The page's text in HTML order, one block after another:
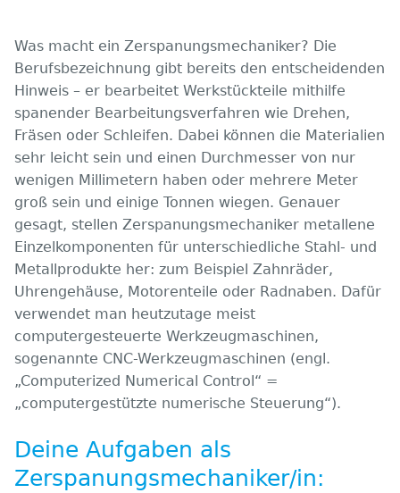
Was macht ein Zerspanungsmechaniker? Die
Berufsbezeichnung gibt bereits den entscheidenden
Hinweis – er bearbeitet Werkstückteile mithilfe
spanender Bearbeitungsverfahren wie Drehen,
Fräsen oder Schleifen. Dabei können die Materialien
sehr leicht sein und einen Durchmesser von nur
wenigen Millimetern haben oder mehrere Meter
groß sein und einige Tonnen wiegen. Genauer
gesagt, stellen Zerspanungsmechaniker metallene
Einzelkomponenten für unterschiedliche Stahl- und
Metallprodukte her: zum Beispiel Zahnräder,
Uhrengehäuse, Motorenteile oder Radnaben. Dafür
verwendet man heutzutage meist
computergesteuerte Werkzeugmaschinen,
sogenannte CNC-Werkzeugmaschinen (engl.
„Computerized Numerical Control“ =
„computergestützte numerische Steuerung“).
Deine Aufgaben als
Zerspanungsmechaniker/in: